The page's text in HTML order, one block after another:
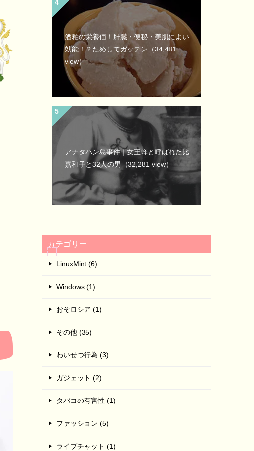
酒粕の栄養価！肝臓・便秘・美肌によい
効能！？ためしてガッテン （34,481
view）
アナタハン島事件｜女王蜂と呼ばれた比
嘉和子と32人の男（32,281 view）
カテゴリー
LinuxMint (6)
Windows (1)
おそロシア (1)
その他 (35)
わいせつ行為 (3)
ガジェット (2)
タバコの有害性 (1)
ファッション (5)
ライブチャット (1)